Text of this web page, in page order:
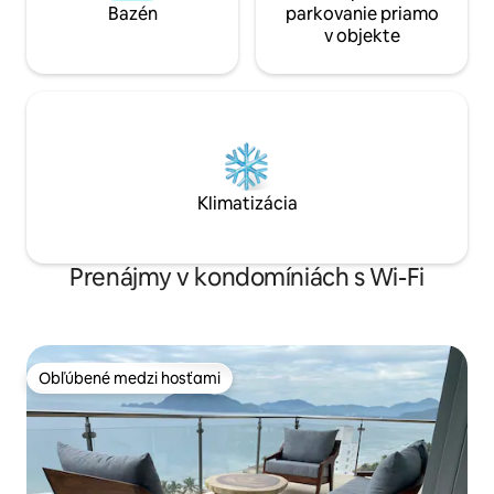
Bazén
parkovanie priamo
v objekte
Klimatizácia
Prenájmy v kondomíniách s Wi-Fi
Obľúbené medzi hosťami
Obľúbené medzi hosťami